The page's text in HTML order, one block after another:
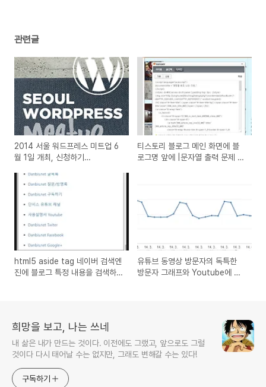
관련글
2014 서울 워드프레스 미트업 6
월 1일 개최, 신청하기
티스토리 블로그 메인 화면에 블
로그명 앞에 |문자열 출력 문제 오
html5 aside tag 네이버 검색엔
진에 블로그 특정 내용을 검색하
유튜브 동영상 방문자의 독특한
방문자 그래프와 Youtube에 장
희망을 보고, 나는 쓰네
내 삶은 내가 만드는 것이다. 이전에도 그랬고, 앞으로도 그럴
것이다 다시 태어날 수는 없지만, 그래도 변해갈 수는 있다!
구독하기